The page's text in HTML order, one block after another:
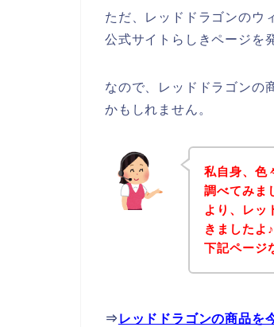
ただ、レッドドラゴンのウ
公式サイトらしきページを
なので、レッドドラゴンの
かもしれません。
私自身、色
調べてみま
より、レッ
きましたよ
下記ページ
⇒ レッドドラゴンの商品を